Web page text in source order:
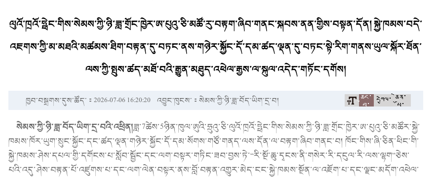
ལུའོ་ཁྲའོ་ཧྥེང་གིས་སེམས་ཀྱི་ཉི་ཟླ་གྲོང་ཁྱེར་ཨ་པུའུ་ཅི་མཚོ་རུ་བརྟག་ཞིབ་གནང་སྐབས་ནན་གྱིས་བསྟན་དོན། སྐྱེ་ཁམས་བདེ་
འཇགས་ཀྱི་མ་མཐའི་མཚམས་ཐིག་བརྟན་དུ་བཏང་ནས་གཉེར་སྐྱོང་དོ་དམ་ཚད་ལྡན་དུ་བཏང་སྟེ་རིག་གནས་ཡུལ་སྐོར་ཐོན་
ལས་ཀྱི་སྤུས་ཚད་མཐོ་བའི་རྒྱུན་མཐུད་འཕེལ་རྒྱས་ལ་སྐུལ་འདེད་གཏོང་དགོས།
ཁྱབ་བསྒྲགས་དུས་ཚོད་：2026-07-06 16:20:20 འབྱུང་ཁུངས་：སེམས་ཀྱི་ཉི་ཟླ་བོད་ཡིག་དྲ་བ།
ཆུང་
བ་
དཀྱིལ་ ཆེན་
པོ་
སེམས་ཀྱི་ཉི་ཟླ་བོད་ཡིག་དྲ་བའི་འཕྲིན།ཟླ་7ཚེས་5ཉིན་ཁུལ་ཨུའི་ཧྲུའུ་ཅི་ལུའོ་ཁྲའོ་ཧྥེང་གིས་སེམས་ཀྱི་ཉི་ཟླ་གྲོང་ཁྱེར་ཨ་པུའུ་ཅི་མཚོར་སྐྱེ་
ཁམས་ཁོར་ཡུག་སྲུང་སྐྱོང་དང་ཚད་ལྡན་གཉེར་སྐྱོང་དོ་དམ་སོགས་གཙོ་གནད་ལས་དོན་ལ་བརྟག་ཞིབ་གནང་བ། ཁོང་གིས་ཞི་ཅིན་ཕིང་གི་
སྐྱེ་ཁམས་ཤེས་དཔལ་གྱི་དགོངས་པ་སློབ་སྦྱོང་དང་ལག་བསྟར་གཏིང་ཟབ་བྱས་ཏེ་“རི་སྔོ་ཆུ་དྭངས་ནི་གསེར་རི་དངུལ་རི་ལས་ལྷག”ཅེས་
པའི་འདུ་ཤེས་བརྟན་པོ་འཛུགས་པ་དང་ལག་ལེན་བསྟར་ནས་བློ་བརྟན་འགྱུར་མེད་ངང་སྐྱེ་ཁམས་སྔོན་ལ་འཇོག་པ་དང་ལྗང་མདོག་འཕེལ་